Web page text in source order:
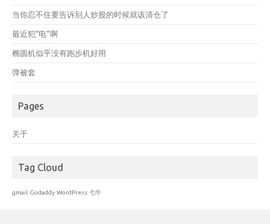
当你忍不住要告诉别人炒股的时候就该清仓了
最近犯“电”啊
椭圆机似乎没有跑步机好用
弹被套
Pages
关于
Tag Cloud
gmail Godaddy WordPress 七牛